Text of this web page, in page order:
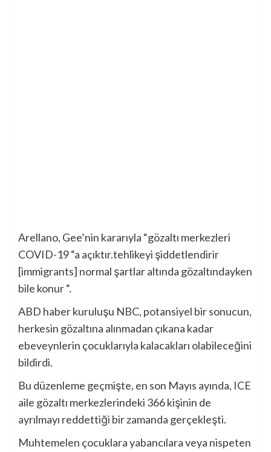
Arellano, Gee’nin kararıyla “gözaltı merkezleri
COVID-19 “a açıktır.tehlikeyi şiddetlendirir
[immigrants] normal şartlar altında gözaltındayken
bile konur “.
ABD haber kuruluşu NBC, potansiyel bir sonucun,
herkesin gözaltına alınmadan çıkana kadar
ebeveynlerin çocuklarıyla kalacakları olabileceğini
bildirdi.
Bu düzenleme geçmişte, en son Mayıs ayında, ICE
aile gözaltı merkezlerindeki 366 kişinin de
ayrılmayı reddettiği bir zamanda gerçekleşti.
Muhtemelen çocuklara yabancılara veya nispeten